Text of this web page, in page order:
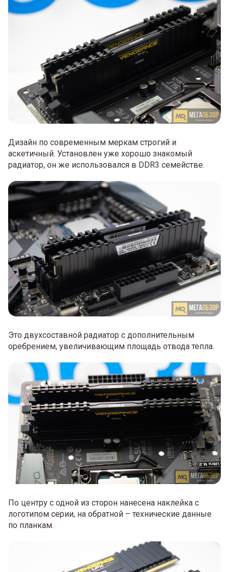
Дизайн по современным меркам строгий и
аскетичный. Установлен уже хорошо знакомый
радиатор, он же использовался в DDR3 семействе.
Это двухсоставной радиатор с дополнительным
оребрением, увеличивающим площадь отвода тепла.
По центру с одной из сторон нанесена наклейка с
логотипом серии, на обратной – технические данные
по планкам.